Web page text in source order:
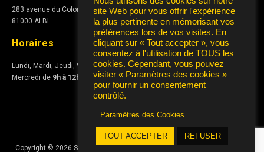
283 avenue du Colonel Teyssier
81000 ALBI
Horaires
Lundi, Mardi, Jeudi, Vendredi de10h à 12het de15h à 17h
Mercredi de 9h à 12h
Copyright © 2026 Sporting Club Albigeois Association | Conception
site Web pour vous offrir l'expérience
la plus pertinente en mémorisant vos
préférences lors de vos visites. En
cliquant sur « Tout accepter », vous
consentez à l'utilisation de TOUS les
cookies. Cependant, vous pouvez
visiter « Paramètres des cookies »
pour fournir un consentement
contrôlé.
Paramètres des Cookies
TOUT ACCEPTER REFUSER